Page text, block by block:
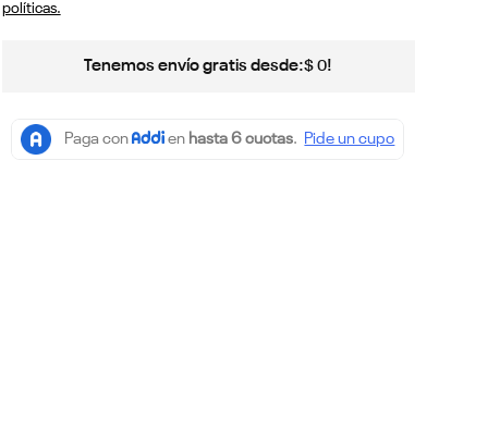
políticas.
Tenemos envío gratis desde:$ 0!